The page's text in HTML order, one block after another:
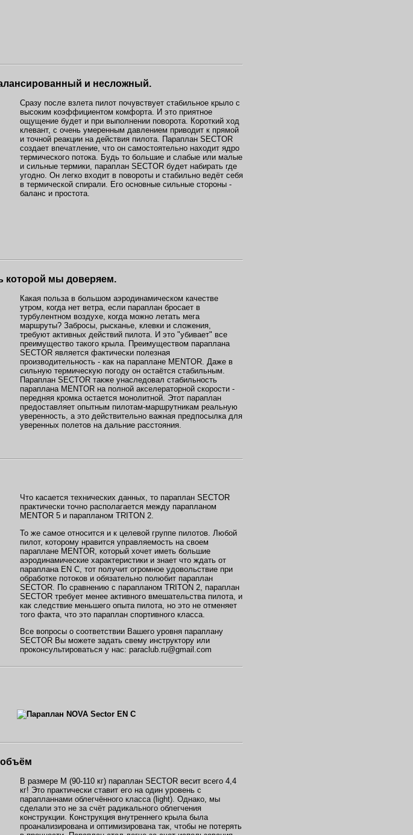
и несложный.
Сразу после взлета пилот почувствует стабильное крыло с
высоким коэффициентом комфорта. И это приятное
ощущение будет и при выполнении поворота. Короткий ход
клевант, с очень умеренным давлением приводит к прямой
и точной реакции на действия пилота. Параплан SECTOR
создает впечатление, что он самостоятельно находит ядро
термического потока. Будь то большие и слабые или малые
и сильные термики, параплан SECTOR будет набирать где
угодно. Он легко входит в повороты и стабильно ведёт себя
в термической спирали. Его основные сильные стороны -
баланс и простота.
которой мы доверяем.
Какая польза в большом аэродинамическом качестве
утром, когда нет ветра, если параплан бросает в
турбулентном воздухе, когда можно летать мега
маршруты? Забросы, рысканье, клевки и сложения,
требуют активных действий пилота. И это "убивает" все
преимущество такого крыла. Преимуществом параплана
SECTOR является фактически полезная
производительность - как на параплане MENTOR. Даже в
сильную термическую погоду он остаётся стабильным.
Параплан SECTOR также унаследовал стабильность
параплана MENTOR на полной акселераторной скорости -
передняя кромка остается монолитной. Этот параплан
предоставляет опытным пилотам-маршрутникам реальную
уверенность, а это действительно важная предпосылка для
уверенных полетов на дальние расстояния.
Что касается технических данных, то параплан SECTOR
практически точно располагается между парапланом
MENTOR 5 и парапланом TRITON 2.
То же самое относится и к целевой группе пилотов. Любой
пилот, которому нравится управляемость на своем
параплане MENTOR, который хочет иметь большие
аэродинамические характеристики и знает что ждать от
параплана EN C, тот получит огромное удовольствие при
обработке потоков и обязательно полюбит параплан
SECTOR. По сравнению с парапланом TRITON 2, параплан
SECTOR требует менее активного вмешательства пилота, и
как следствие меньшего опыта пилота, но это не отменяет
того факта, что это параплан спортивного класса.
Все вопросы о соответствии Вашего уровня параплану
SECTOR Вы можете задать свему инструктору или
проконсультироваться у нас: paraclub.ru@gmail.com
В размере М (90-110 кг) параплан SECTOR весит всего 4,4
кг! Это практически ставит его на один уровень с
парапланнами облегчённого класса (light). Однако, мы
сделали это не за счёт радикального облегчения
конструкции. Конструкция внутреннего крыла была
проанализирована и оптимизирована так, чтобы не потерять